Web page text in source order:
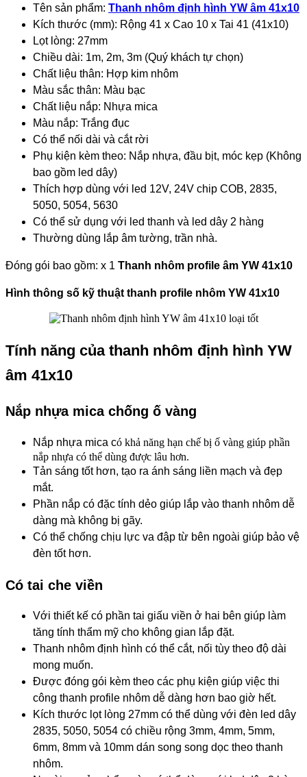
Tên sản phẩm: Thanh nhôm định hình YW âm 41x10
Kích thước (mm): Rộng 41 x Cao 10 x Tai 41 (41x10)
Lọt lòng: 27mm
Chiều dài: 1m, 2m, 3m (Quý khách tự chọn)
Chất liệu thân: Hợp kim nhôm
Màu sắc thân: Màu bạc
Chất liệu nắp: Nhựa mica
Màu nắp: Trắng đục
Có thể nối dài và cắt rời
Phụ kiện kèm theo: Nắp nhựa, đầu bịt, móc kẹp (Không
bao gồm led dây)
Thích hợp dùng với led 12V, 24V chip COB, 2835,
5050, 5054, 5630
Có thể sử dụng với led thanh và led dây 2 hàng
Thường dùng lắp âm tường, trần nhà.
Đóng gói bao gồm: x 1 Thanh nhôm profile âm YW 41x10
Hình thông số kỹ thuật thanh profile nhôm YW 41x10
Tính năng của thanh nhôm định hình YW
âm 41x10
Nắp nhựa mica chống ố vàng
Nắp nhựa mica có khả năng hạn chế bị ố vàng giúp phần
nắp nhựa có thể dùng được lâu hơn.
Tản sáng tốt hơn, tạo ra ánh sáng liền mạch và đẹp
mắt.
Phần nắp có đặc tính dẻo giúp lắp vào thanh nhôm dễ
dàng mà không bị gãy.
Có thể chống chịu lực va đập từ bên ngoài giúp bảo vệ
đèn tốt hơn.
Có tai che viền
Với thiết kế có phần tai giấu viền ở hai bên giúp làm
tăng tính thẩm mỹ cho không gian lắp đặt.
Thanh nhôm định hình có thể cắt, nối tùy theo độ dài
mong muốn.
Được đóng gói kèm theo các phụ kiện giúp việc thi
công thanh profile nhôm dễ dàng hơn bao giờ hết.
Kích thước lọt lòng 27mm có thể dùng với đèn led dây
2835, 5050, 5054 có chiều rộng 3mm, 4mm, 5mm,
6mm, 8mm và 10mm dán song song dọc theo thanh
nhôm.